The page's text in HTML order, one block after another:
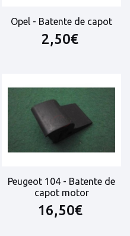
Opel - Batente de capot
2,50€
Peugeot 104 - Batente de
capot motor
16,50€